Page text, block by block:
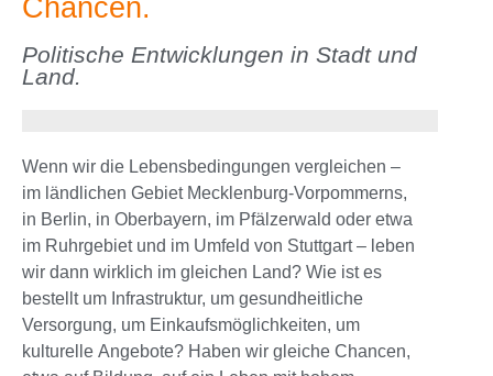
Chancen.
Politische Entwicklungen in Stadt und
Land.
Wenn wir die Lebensbedingungen vergleichen –
im ländlichen Gebiet Mecklenburg-Vorpommerns,
in Berlin, in Oberbayern, im Pfälzerwald oder etwa
im Ruhrgebiet und im Umfeld von Stuttgart – leben
wir dann wirklich im gleichen Land? Wie ist es
bestellt um Infrastruktur, um gesundheitliche
Versorgung, um Einkaufsmöglichkeiten, um
kulturelle Angebote? Haben wir gleiche Chancen,